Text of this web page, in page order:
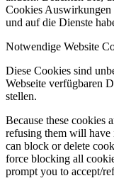
Cookies Auswirkungen
und auf die Dienste
Notwendige Website
Diese Cookies sind
Webseite verfügbaren
stellen.
Because these cookies
refusing them will have
can block or delete
force blocking all
prompt you to accept/